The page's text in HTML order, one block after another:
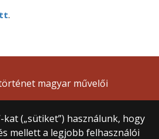
.
kat („sütiket”) használunk, hogy
mellett a legjobb felhasználói
magyar művelői
Tudományegyetem